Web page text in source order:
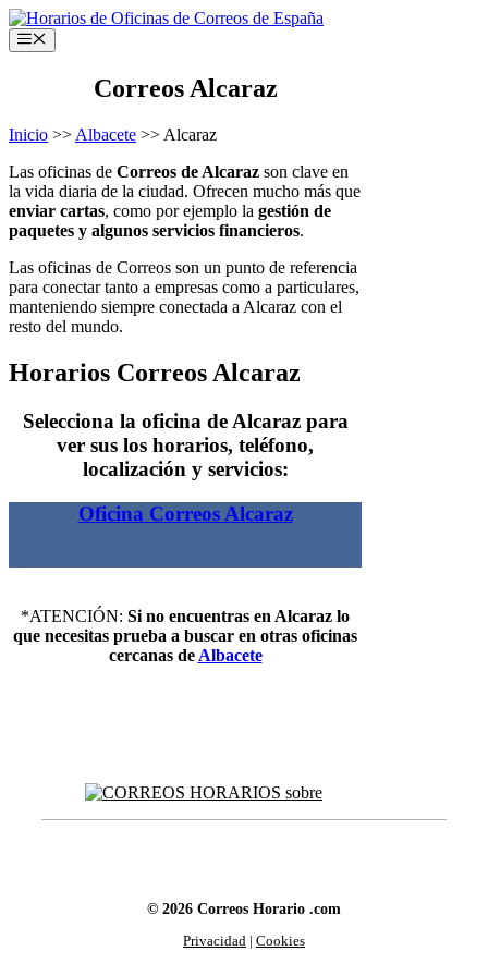
Saltar
al
contenido
Menú
Correos Alcaraz
Inicio >> Albacete >> Alcaraz
Las oficinas de Correos de Alcaraz son clave en
la vida diaria de la ciudad. Ofrecen mucho más que
enviar cartas, como por ejemplo la gestión de
paquetes y algunos servicios financieros.
Las oficinas de Correos son un punto de referencia
para conectar tanto a empresas como a particulares,
manteniendo siempre conectada a Alcaraz con el
resto del mundo.
Horarios Correos Alcaraz
Selecciona la oficina de Alcaraz para
ver sus los horarios, teléfono,
localización y servicios:
Oficina Correos Alcaraz
*ATENCIÓN: Si no encuentras en Alcaraz lo
que necesitas prueba a buscar en otras oficinas
cercanas de Albacete
© 2026 Correos Horario .com
Privacidad | Cookies